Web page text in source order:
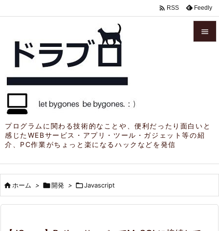
プログラムに関わる技術的なことや、便利だったり面白いと
感じたWEBサービス・アプリ・ツール・ガジェット等の紹
介、PC作業がちょっと楽になるハックなどを発信


次へ
 RSS Feedly
ホーム > 開発 > Javascript